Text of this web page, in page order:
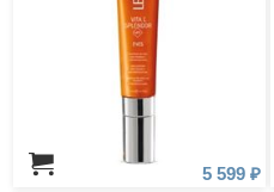
5 599 ₽